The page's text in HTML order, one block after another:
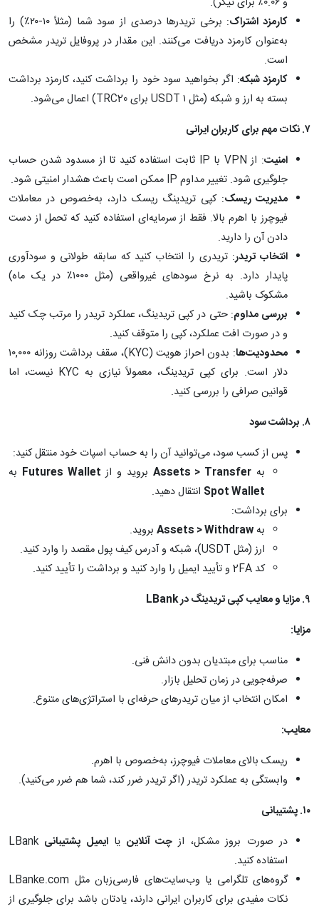
کارمزد اشتراک
: برخی تریدرها درصدی از سود شما (مثلاً ۱۰-۲۰٪) را
به‌عنوان کارمزد دریافت می‌کنند. این مقدار در پروفایل تریدر مشخص
است.
کارمزد شبکه: اگر بخواهید سود خود را برداشت کنید، کارمزد برداشت
بسته به ارز و شبکه (مثل ۱ USDT برای TRC20) اعمال می‌شود.
۷.نکات مهم برای کاربران ایرانی
امنیت
: از VPN با IP ثابت استفاده کنید تا از مسدود شدن حساب
جلوگیری شود. تغییر مداوم IP ممکن است باعث هشدار امنیتی شود.
مدیریت ریسک: کپی تریدینگ ریسک دارد، به‌خصوص در معاملات
فیوچرز با اهرم بالا. فقط از سرمایه‌ای استفاده کنید که تحمل از دست
دادن آن را دارید.
انتخاب تریدر: تریدری را انتخاب کنید که سابقه طولانی و سودآوری
پایدار دارد. به نرخ سودهای غیرواقعی (مثل ۱۰۰۰٪ در یک ماه)
مشکوک باشید.
بررسی مداوم: حتی در کپی تریدینگ، عملکرد تریدر را مرتب چک کنید
و در صورت افت عملکرد، کپی را متوقف کنید.
محدودیت‌ها
: بدون احراز هویت (KYC)، سقف برداشت روزانه ۱۰,۰۰۰
دلار است. برای کپی تریدینگ، معمولاً نیازی به KYC نیست، اما
قوانین صرافی را بررسی کنید.
۸. برداشت سود
پس از کسب سود، می‌توانید آن را به حساب اسپات خود منتقل کنید:
به Assets > Transfer بروید و از Futures Wallet به
Spot Wallet انتقال دهید.
برای برداشت:
بهAssets > Withdraw بروید.
ارز (مثل USDT)، شبکه و آدرس کیف پول مقصد را وارد کنید.
کد 2FA و تأیید ایمیل را وارد کنید و برداشت را تأیید کنید.
۹.مزایا و معایب کپی تریدینگ درLBank
مزایا:
مناسب برای مبتدیان بدون دانش فنی.
صرفه‌جویی در زمان تحلیل بازار.
امکان انتخاب از میان تریدرهای حرفه‌ای با استراتژی‌های متنوع.
معایب:
ریسک بالای معاملات فیوچرز، به‌خصوص با اهرم.
وابستگی به عملکرد تریدر (اگر تریدر ضرر کند، شما هم ضرر می‌کنید).
۱۰.پشتیبانی
در صورت بروز مشکل، از چت آنلاین یاایمیل پشتیبانی LBank
استفاده کنید.
گروه‌های تلگرامی یا وب‌سایت‌های فارسی‌زبان مثل LBanke.com
نکات مفیدی برای کاربران ایرانی دارند، یادتان باشد برای جلوگیری از